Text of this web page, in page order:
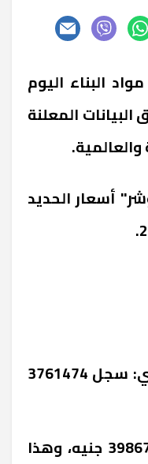
البناء اليوم
أكتوبر 2025، وفق البيانات المعلنة
أسعار الحديد
سعر طن الحديد الاستثماري: سجل 3761474
سعر طن حديد عز: بلغ 39867.21 جنيه، وهذا